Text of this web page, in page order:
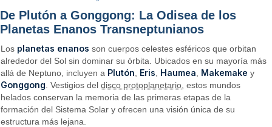
De Plutón a Gonggong: La Odisea de los
Planetas Enanos Transneptunianos
Los planetas enanos son cuerpos celestes esféricos que orbitan
alrededor del Sol sin dominar su órbita. Ubicados en su mayoría más
allá de Neptuno, incluyen a Plutón Eris Haumea Makemake y
Gonggong . Vestigios deldisco protoplanetario , estos mundos
helados conservan la memoria de las primeras etapas de la
formación del Sistema Solar y ofrecen una visión única de su
estructura más lejana.